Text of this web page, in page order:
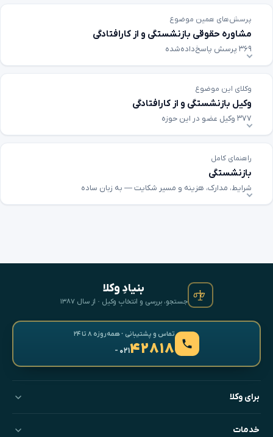
پرسش‌های همین موضوع
مشاوره حقوقی بازنشستگی و از کارافتادگی
۳۶۹ پرسش پاسخ‌داده‌شده
وکلای این موضوع
وکیل بازنشستگی و از کارافتادگی
۳۷۷ وکیل عضو در این حوزه
راهنمای کامل
بازنشستگی
شرایط، مدارک، هزینه و مسیر شکایت — به زبان ساده
بنیادِ وکلا
جستجو، بررسی و انتخابِ وکیل · از سال ۱۳۸۷
تماس و پشتیبانی · همه‌روزه ۸ تا ۲۴
۴۲۸۱۸- ۰۲۱
برای وکلا
خدمات